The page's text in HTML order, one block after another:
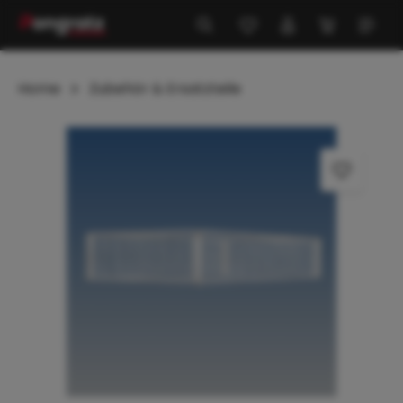
springen
Home Zubehör & Ersatzteile
Bildergalerie überspringen